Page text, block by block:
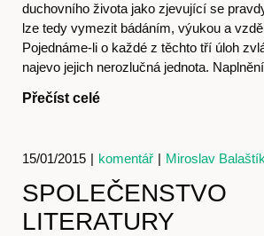
Články
duchovního života jako zjevující se
lze tedy vymezit bádáním, výukou a
Pojednáme-li o každé z těchto tří úloh
najevo jejich nerozlučná jednota.
Přečíst celé
15/01/2015 | komentář | Miroslav Balaštík
SPOLEČENSTVO
LITERATURY